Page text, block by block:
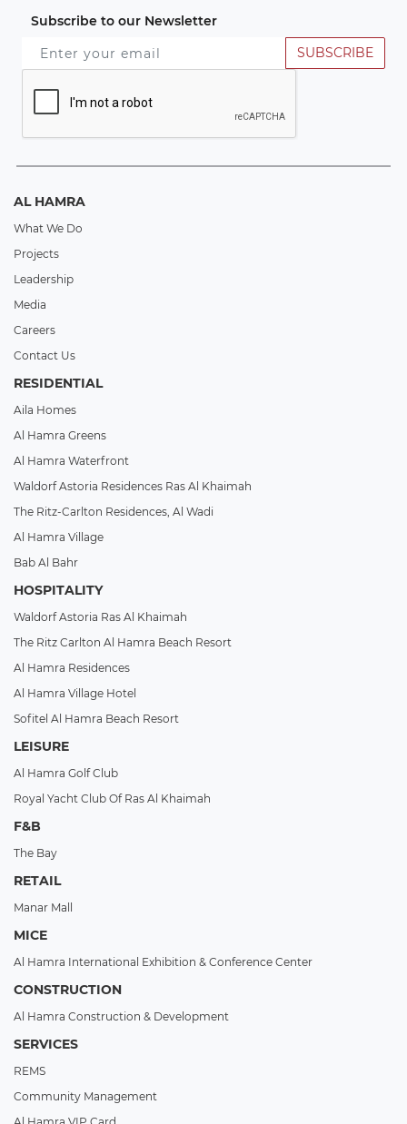
Subscribe to our Newsletter
SUBSCRIBE
AL HAMRA
What We Do
Projects
Leadership
Media
Careers
Contact Us
RESIDENTIAL
Aila Homes
Al Hamra Greens
Al Hamra Waterfront
Waldorf Astoria Residences Ras Al Khaimah
The Ritz-Carlton Residences, Al Wadi
Al Hamra Village
Bab Al Bahr
HOSPITALITY
Waldorf Astoria Ras Al Khaimah
The Ritz Carlton Al Hamra Beach Resort
Al Hamra Residences
Al Hamra Village Hotel
Sofitel Al Hamra Beach Resort
LEISURE
Al Hamra Golf Club
Royal Yacht Club Of Ras Al Khaimah
F&B
The Bay
RETAIL
Manar Mall
MICE
Al Hamra International Exhibition & Conference Center
CONSTRUCTION
Al Hamra Construction & Development
SERVICES
REMS
Community Management